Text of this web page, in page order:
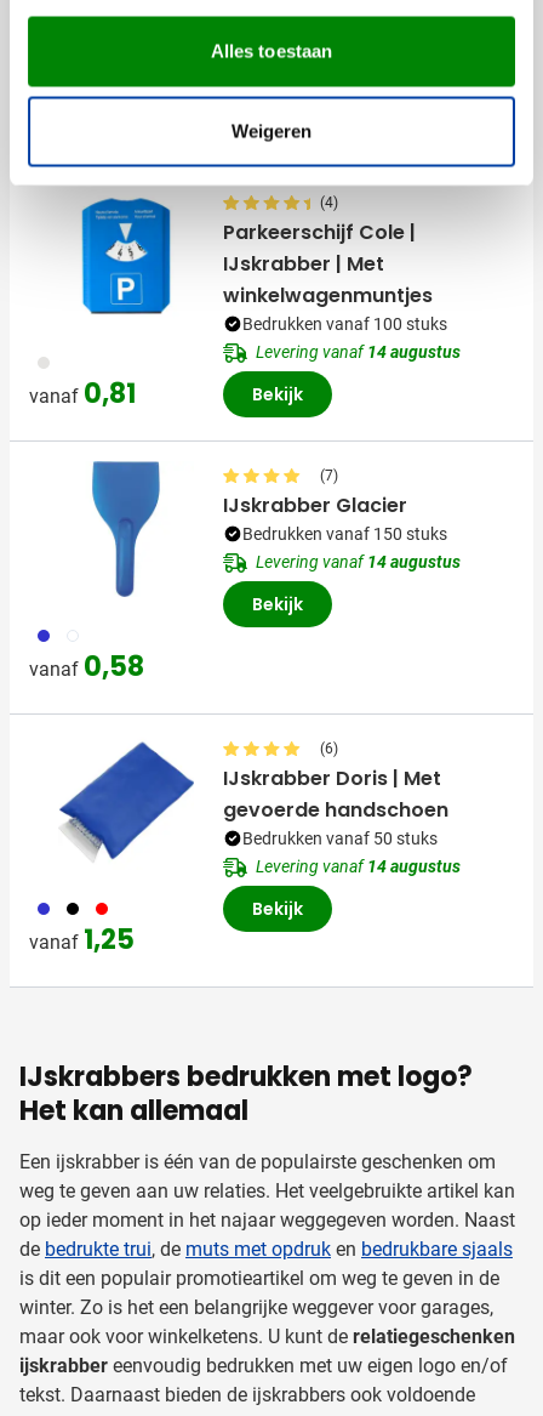
Alles toestaan
Weigeren
001002005
Bedrukken vanaf 50 stuks
Levering vanaf
Bekijk
023
vanaf 0,81
(4)
Parkeerschijf Cole |
IJskrabber | Met
winkelwagenmuntjes
Bedrukken vanaf 100 stuks
Levering vanaf14 augustus
Bekijk
023 002
vanaf 0,58
(7)
IJskrabber Glacier
Bedrukken vanaf 150 stuks
Levering vanaf14 augustus
Bekijk
023 001 008
vanaf 1,25
(6)
IJskrabber Doris | Met
gevoerde handschoen
Bedrukken vanaf 50 stuks
Levering vanaf14 augustus
Bekijk
IJskrabbers bedrukken met logo?
Het kan allemaal
Een ijskrabber is één van de populairste geschenken om
weg te geven aan uw relaties. Het veelgebruikte artikel kan
op ieder moment in het najaar weggegeven worden. Naast
de bedrukte trui, de muts met opdruk en bedrukbare sjaals
is dit een populair promotieartikel om weg te geven in de
winter. Zo is het een belangrijke weggever voor garages,
maar ook voor winkelketens. U kunt de relatiegeschenken
ijskrabber eenvoudig bedrukken met uw eigen logo en/of
tekst. Daarnaast bieden de ijskrabbers ook voldoende